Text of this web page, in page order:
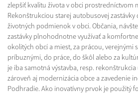
zlepšiť kvalitu života v obci prostredníctvom
Rekonštrukciou starej autobusovej zastávky
životných podmienok v obci. Občania,
zastávky plnohodnotne využívať a
okolitých obcí a miest, za prácou, verejnými
príbuznými, do práce, do škôl alebo za
je iba samotná výstavba, resp. rekonštrukcia
zároveň aj modernizácia obce a zavedenie
Podhradie. Ako inovatívny prvok je použitý